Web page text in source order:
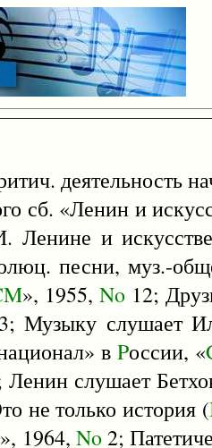
деятельность
сб. «Ленин и
Ленине и
песни, муз.-
», 1955, No12;
Музыку слушает
в Pоссии, «
слушает
не только история (
1964, No2;